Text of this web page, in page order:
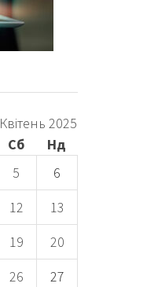
Квітень 2025
Сб
Нд
5
6
12
13
19
20
26
27